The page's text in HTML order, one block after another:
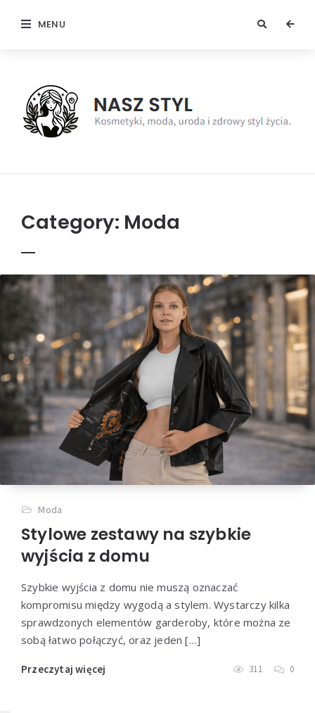
MENU
Category: Moda
Moda
Stylowe zestawy na szybkie
wyjścia z domu
Szybkie wyjścia z domu nie muszą oznaczać
kompromisu między wygodą a stylem. Wystarczy kilka
sprawdzonych elementów garderoby, które można ze
sobą łatwo połączyć, oraz jeden […]
Przeczytaj więcej 311 0